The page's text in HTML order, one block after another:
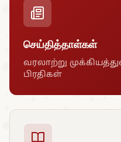
செய்தித்தாள்கள்
வரலாற்று
பிரதிகள்